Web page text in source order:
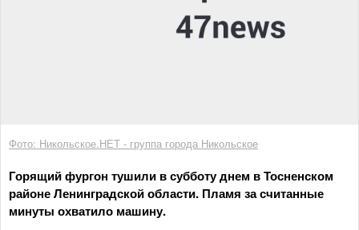
Фото: Никольское.НЕТ - группа города Никольское
Горящий фургон тушили в субботу днем в Тосненском
районе Ленинградской области. Пламя за считанные
минуты охватило машину.